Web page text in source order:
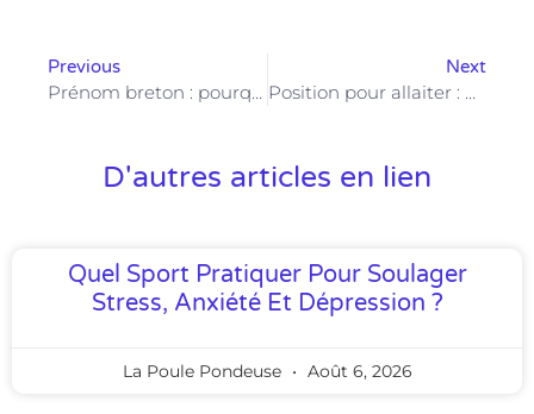
Previous Next
D'autres articles en lien
Quel Sport Pratiquer Pour Soulager
Stress, Anxiété Et Dépression ?
La Poule Pondeuse Août 6, 2026